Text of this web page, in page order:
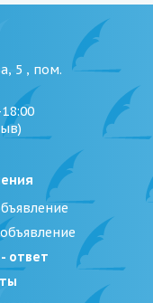
5 , пом.
ответ